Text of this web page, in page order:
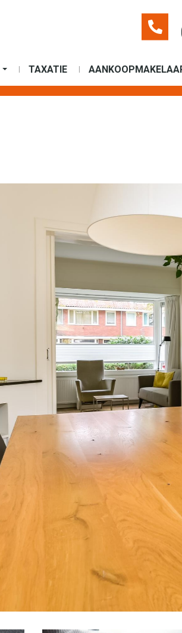
TAXATIE